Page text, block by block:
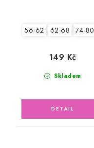
56-62 62-68 74-80
Skladem
149 Kč